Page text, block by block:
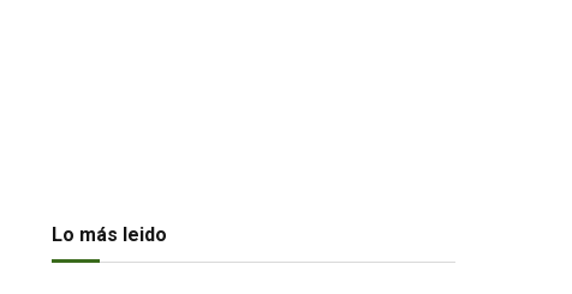
Lo más leido